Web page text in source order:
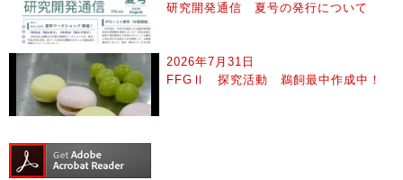
研究開発通信 夏号の発行について
2026年7月31日
FFGⅡ 探究活動 鵜飼最中作成中！